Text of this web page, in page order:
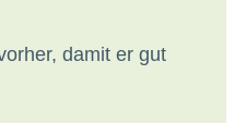
damit er gut